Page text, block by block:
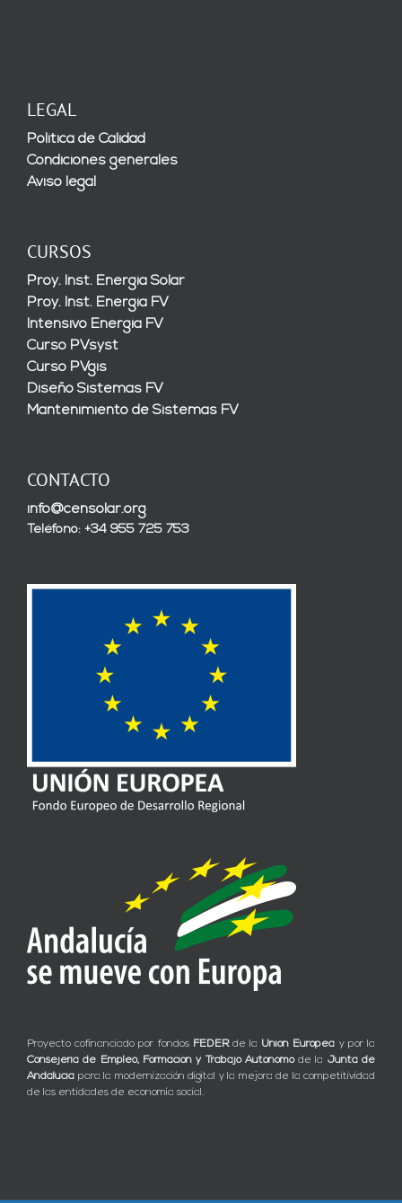
LEGAL
Política de Calidad
Condiciones generales
Aviso legal
CURSOS
Proy. Inst. Energía Solar
Proy. Inst. Energía FV
Intensivo Energía FV
Curso PVsyst
Curso PVgis
Diseño Sistemas FV
Mantenimiento de Sistemas FV
CONTACTO
info@censolar.org
Teléfono: +34 955 725 753
Proyecto cofinanciado por fondos FEDERde la Unión Europea y por la
Consejería de Empleo, Formación y Trabajo Autónomode la Junta de
Andalucía para la modernización digital y la mejora de la competitividad
de las entidades de economía social.